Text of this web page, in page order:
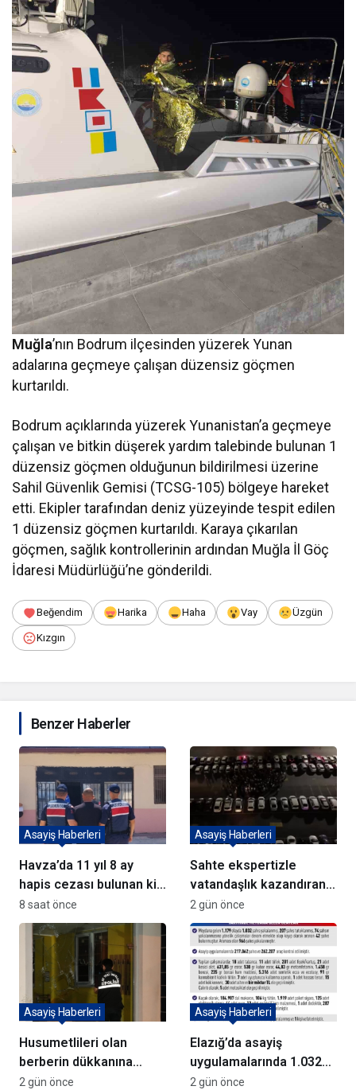
Muğla’nın Bodrum ilçesinden yüzerek Yunan
adalarına geçmeye çalışan düzensiz göçmen
kurtarıldı.
Bodrum açıklarında yüzerek Yunanistan’a geçmeye
çalışan ve bitkin düşerek yardım talebinde bulunan 1
düzensiz göçmen olduğunun bildirilmesi üzerine
Sahil Güvenlik Gemisi (TCSG-105) bölgeye hareket
etti. Ekipler tarafından deniz yüzeyinde tespit edilen
1 düzensiz göçmen kurtarıldı. Karaya çıkarılan
göçmen, sağlık kontrollerinin ardından Muğla İl Göç
İdaresi Müdürlüğü’ne gönderildi.
Beğendim Harika Haha Vay Üzgün
Kızgın
Benzer Haberler
Havza’da 11 yıl 8 ay
hapis cezası bulunan kişi
yakalandı
Asayiş Haberleri
8 saat önce
Sahte ekspertizle
vatandaşlık kazandıran
72 şüpheli adliyeye sevk
edildi
Asayiş Haberleri
2 gün önce
Husumetlileri olan
berberin dükkanına
kurşun yağdırıp kaçtılar
Asayiş Haberleri
2 gün önce
Elazığ’da asayiş
uygulamalarında 1.032
kişi yakalandı
Asayiş Haberleri
2 gün önce